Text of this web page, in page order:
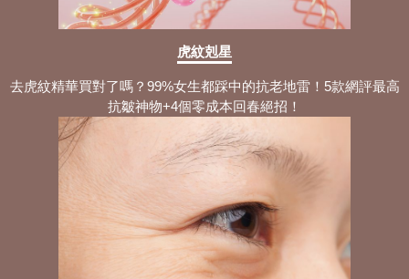
虎紋剋星
去虎紋精華買對了嗎？99%女生都踩中的抗老地雷！5款網評最高
抗皺神物+4個零成本回春絕招！